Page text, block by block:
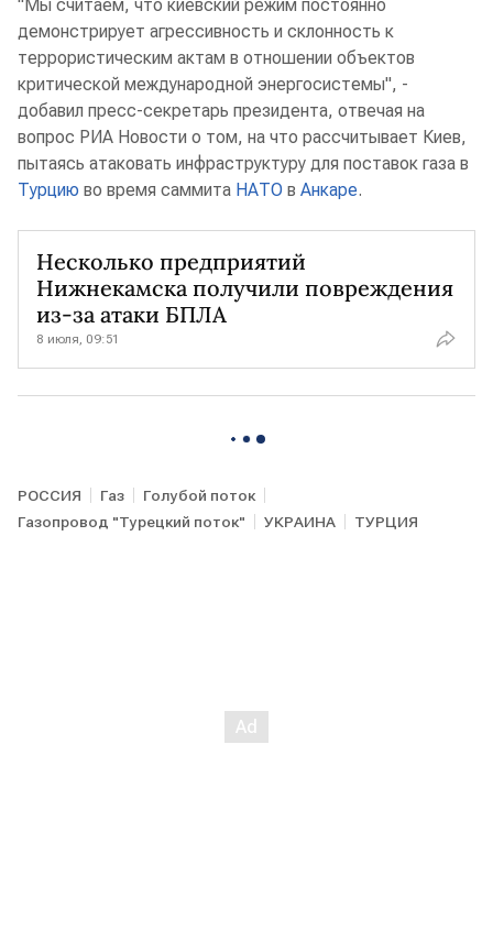
"Мы считаем, что киевский режим постоянно
демонстрирует агрессивность и склонность к
террористическим актам в отношении объектов
критической международной энергосистемы", -
добавил пресс-секретарь президента, отвечая на
вопрос РИА Новости о том, на что рассчитывает Киев,
пытаясь атаковать инфраструктуру для поставок газа в
Турцию во время саммита НАТО в Анкаре.
Несколько предприятий
Нижнекамска получили повреждения
из-за атаки БПЛА
8 июля, 09:51
РОССИЯ Газ
Голубой поток
Газопровод "Турецкий поток"
УКРАИНА ТУРЦИЯ